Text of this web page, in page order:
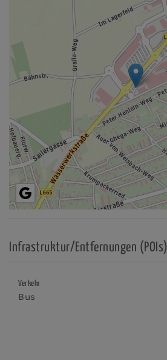
Infrastruktur/Entfernungen (POIs)
Verkehr
Bus